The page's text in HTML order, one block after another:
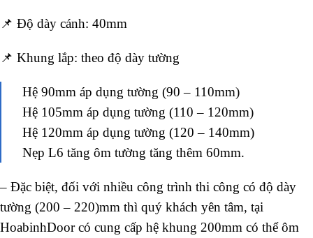
📌 Độ dày cánh: 40mm
📌 Khung lắp: theo độ dày tường
Hệ 90mm áp dụng tường (90 – 110mm)
Hệ 105mm áp dụng tường (110 – 120mm)
Hệ 120mm áp dụng tường (120 – 140mm)
Nẹp L6 tăng ôm tường tăng thêm 60mm.
– Đặc biệt, đối với nhiều công trình thi công có độ dày
tường (200 – 220)mm thì quý khách yên tâm, tại
HoabinhDoor có cung cấp hệ khung 200mm có thể ôm